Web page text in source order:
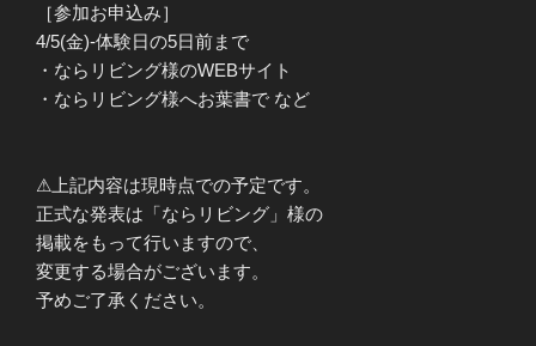
［参加お申込み］
4/5(金)-体験日の5日前まで
・ならリビング様のWEBサイト
・ならリビング様へお葉書で など
⚠︎上記内容は現時点での予定です。
正式な発表は「ならリビング」様の
掲載をもって行いますので、
変更する場合がございます。
予めご了承ください。